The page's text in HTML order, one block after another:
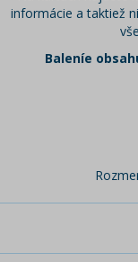
informácie a taktiež
Baleníe